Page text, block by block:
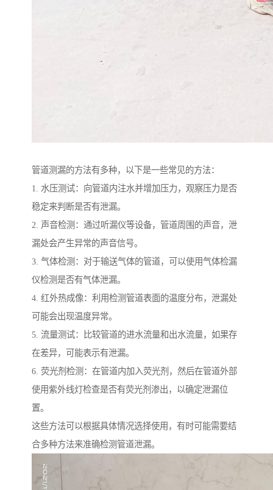
管道测漏的方法有多种，以下是一些常见的方法：
1. 水压测试：向管道内注水并增加压力，观察压力是否
稳定来判断是否有泄漏。
2. 声音检测：通过听漏仪等设备，管道周围的声音，泄
漏处会产生异常的声音信号。
3. 气体检测：对于输送气体的管道，可以使用气体检漏
仪检测是否有气体泄漏。
4. 红外热成像：利用检测管道表面的温度分布，泄漏处
可能会出现温度异常。
5. 流量测试：比较管道的进水流量和出水流量，如果存
在差异，可能表示有泄漏。
6. 荧光剂检测：在管道内加入荧光剂，然后在管道外部
使用紫外线灯检查是否有荧光剂渗出，以确定泄漏位
置。
这些方法可以根据具体情况选择使用，有时可能需要结
合多种方法来准确检测管道泄漏。